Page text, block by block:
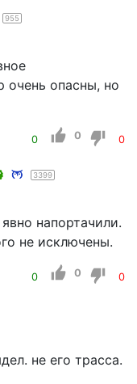
955
очень опасны, но
0 0 0
3399
напортачили.
не исключены.
0 0 0
не его трасса.